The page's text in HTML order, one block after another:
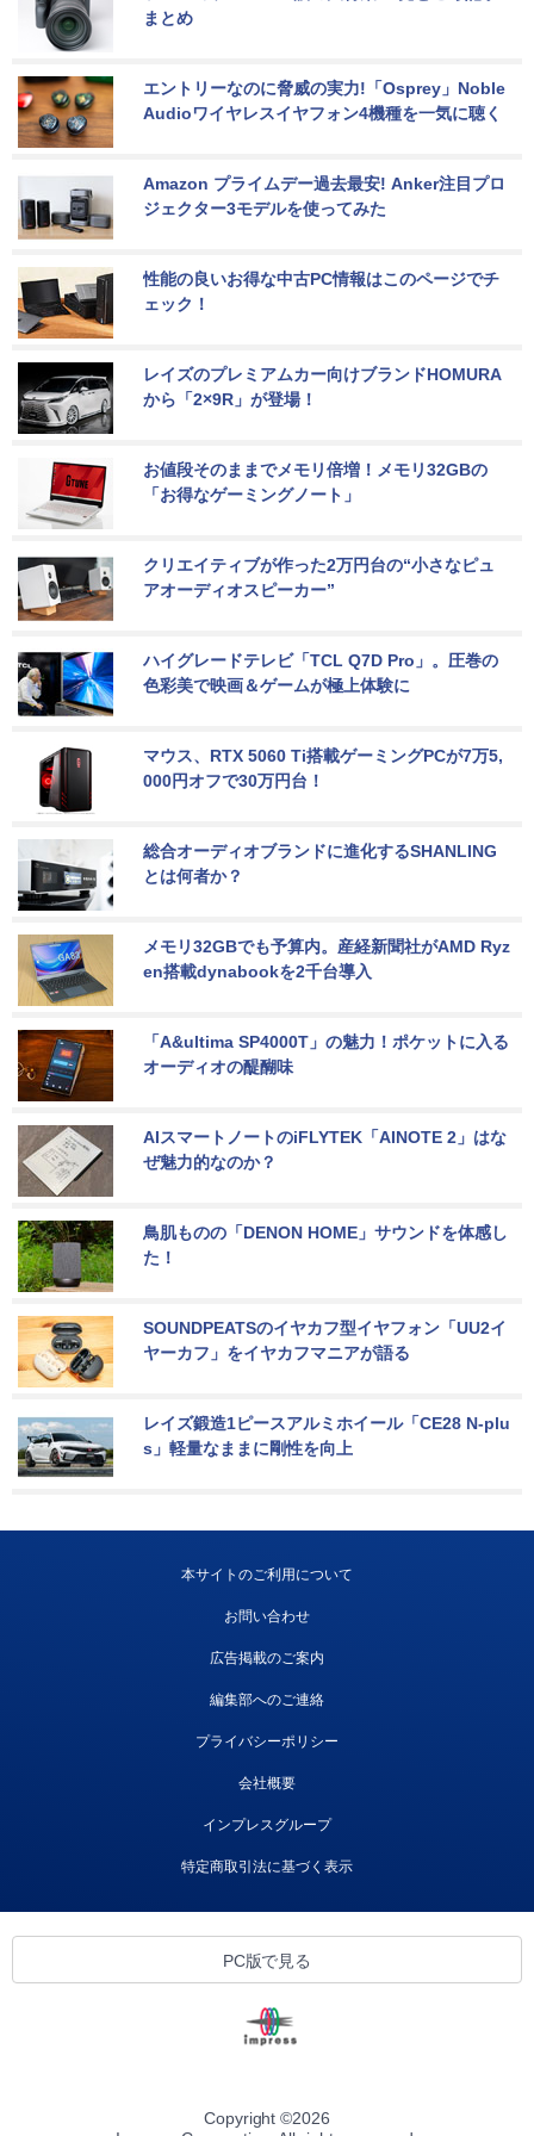
まとめ
エントリーなのに脅威の実力!「Osprey」Noble
Audioワイヤレスイヤフォン4機種を一気に聴く
Amazon プライムデー過去最安! Anker注目プロ
ジェクター3モデルを使ってみた
性能の良いお得な中古PC情報はこのページでチ
ェック！
レイズのプレミアムカー向けブランドHOMURA
から「2×9R」が登場！
お値段そのままでメモリ倍増！メモリ32GBの
「お得なゲーミングノート」
クリエイティブが作った2万円台の“小さなピュ
アオーディオスピーカー”
ハイグレードテレビ「TCL Q7D Pro」。圧巻の
色彩美で映画＆ゲームが極上体験に
マウス、RTX 5060 Ti搭載ゲーミングPCが7万5,
000円オフで30万円台！
総合オーディオブランドに進化するSHANLING
とは何者か？
メモリ32GBでも予算内。産経新聞社がAMD Ryz
en搭載dynabookを2千台導入
「A&ultima SP4000T」の魅力！ポケットに入る
オーディオの醍醐味
AIスマートノートのiFLYTEK「AINOTE 2」はな
ぜ魅力的なのか？
鳥肌ものの「DENON HOME」サウンドを体感し
た！
SOUNDPEATSのイヤカフ型イヤフォン「UU2イ
ヤーカフ」をイヤカフマニアが語る
レイズ鍛造1ピースアルミホイール「CE28 N-plu
s」軽量なままに剛性を向上
本サイトのご利用について
お問い合わせ
広告掲載のご案内
編集部へのご連絡
プライバシーポリシー
会社概要
インプレスグループ
特定商取引法に基づく表示
PC版で見る
Copyright ©2026